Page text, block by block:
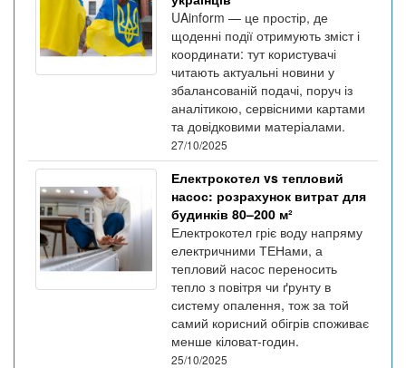
UAinform — це простір, де
щоденні події отримують зміст і
координати: тут користувачі
читають актуальні новини у
збалансованій подачі, поруч із
аналітикою, сервісними картами
та довідковими матеріалами.
27/10/2025
Електрокотел vs тепловий
насос: розрахунок витрат для
будинків 80–200 м²
Електрокотел гріє воду напряму
електричними ТЕНами, а
тепловий насос переносить
тепло з повітря чи ґрунту в
систему опалення, тож за той
самий корисний обігрів споживає
менше кіловат-годин.
25/10/2025